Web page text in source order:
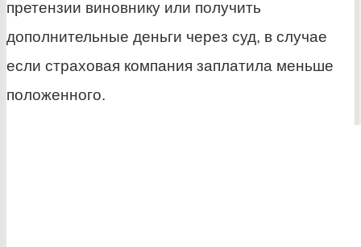
претензии виновнику или получить
дополнительные деньги через суд, в случае
если страховая компания заплатила меньше
положенного.